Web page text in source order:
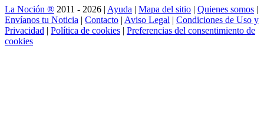
La Noción ® 2011 - 2026 | Ayuda | Mapa del sitio | Quienes somos |
Envíanos tu Noticia | Contacto | Aviso Legal | Condiciones de Uso y
Privacidad | Política de cookies | Preferencias del consentimiento de
cookies